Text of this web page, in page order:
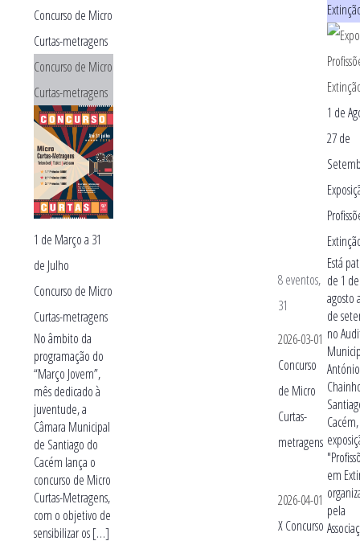
Concurso de Micro
Curtas-metragens
Concurso de Micro
Curtas-metragens
1 de Marçoa 31
de Julho
Concurso de Micro
Curtas-metragens
No âmbito da
programação do
“Março Jovem”,
mês dedicado à
juventude, a
Câmara Municipal
de Santiago do
Cacém lança o
concurso de Micro
Curtas-Metragens,
com o objetivo de
sensibilizar os […]
8 eventos,
31
2026-03-01
Concurso
de Micro
Curtas-
metragens
2026-04-01
X Concurso
1 de
27 de
Está
de 1 de
agosto
de
no
António
em
pela